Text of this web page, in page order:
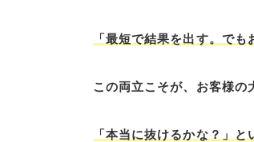
「最短で結果を出す。でも
この両立こそが、お客様の
「本当に抜けるかな？」